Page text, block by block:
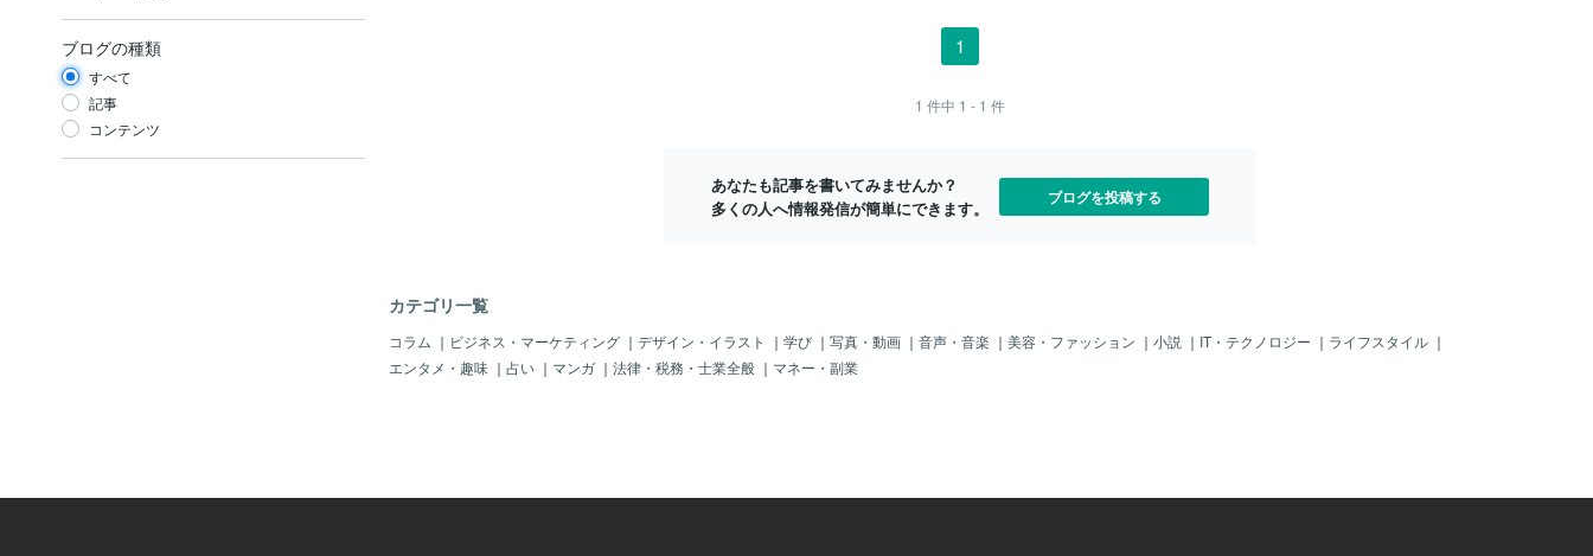
ブログの種類
すべて
記事
コンテンツ
者に見直しを求めた。 投稿を寄せた女
性が利用する神戸市営地下鉄は、国交省
の要請を受けてアナウンスを取りやめ
た。女性は「視覚障害者には（降車駅の
ホームに）駅員が来てくれているかどう
1
1 件中 1 - 1 件
あなたも記事を書いてみませんか？
多くの人へ情報発信が簡単にできます。
ブログを投稿する
カテゴリ一覧
コラム ｜ ビジネス・マーケティング ｜ デザイン・イラスト ｜ 学び ｜ 写真・動画 ｜ 音声・音楽 ｜ 美容・ファッション ｜ 小説 ｜ IT・テクノロジー ｜ ライフスタイル ｜
エンタメ・趣味 ｜ 占い ｜ マンガ ｜ 法律・税務・士業全般 ｜ マネー・副業